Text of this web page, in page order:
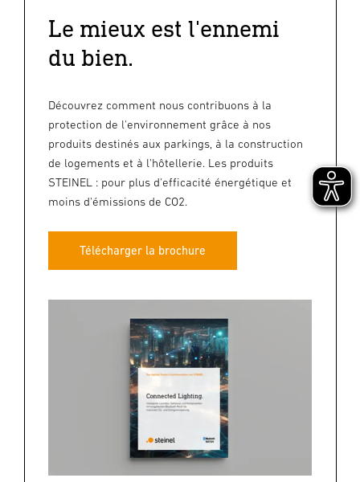
Le mieux est l'ennemi
du bien.
Découvrez comment nous contribuons à la
protection de l'environnement grâce à nos
produits destinés aux parkings, à la construction
de logements et à l'hôtellerie. Les produits
STEINEL : pour plus d'efficacité énergétique et
moins d'émissions de CO2.
Télécharger la brochure